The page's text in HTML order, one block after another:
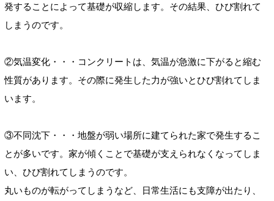
発することによって基礎が収縮します。その結果、ひび割れて
しまうのです。
②気温変化・・・コンクリートは、気温が急激に下がると縮む
性質があります。その際に発生した力が強いとひび割れてしま
います。
③不同沈下・・・地盤が弱い場所に建てられた家で発生するこ
とが多いです。家が傾くことで基礎が支えられなくなってしま
い、ひび割れてしまうのです。
丸いものが転がってしまうなど、日常生活にも支障が出たり、